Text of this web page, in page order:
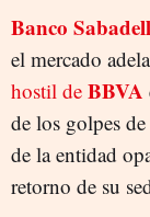
Banco Sabadell
el mercado
hostil de BBVA
de los golpes
de la entidad
retorno de su